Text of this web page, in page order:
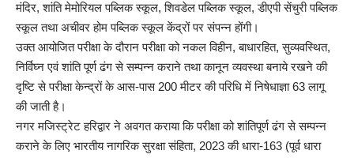
मंदिर, शांति मेमोरियल पब्लिक स्कूल, शिवडेल पब्लिक स्कूल, डीएपी सेंचुरी पब्लिक
स्कूल तथा अचीवर होम पब्लिक स्कूल केंद्रों पर संपन्न होंगी।
उक्त आयोजित परीक्षा के दौरान परीक्षा को नकल विहीन, बाधारहित, सुव्यवस्थित,
निर्विघ्न एवं शांति पूर्ण ढंग से सम्पन्न कराने तथा कानून व्यवस्था बनाये रखने की
दृष्टि से परीक्षा केन्द्रों के आस-पास 200 मीटर की परिधि में निषेधाज्ञा 63 लागू
की जाती है।
नगर मजिस्ट्रेट हरिद्वार ने अवगत कराया कि परीक्षा को शांतिपूर्ण ढंग से सम्पन्न
कराने के लिए भारतीय नागरिक सुरक्षा संहिता, 2023 की धारा-163 (पूर्व धारा